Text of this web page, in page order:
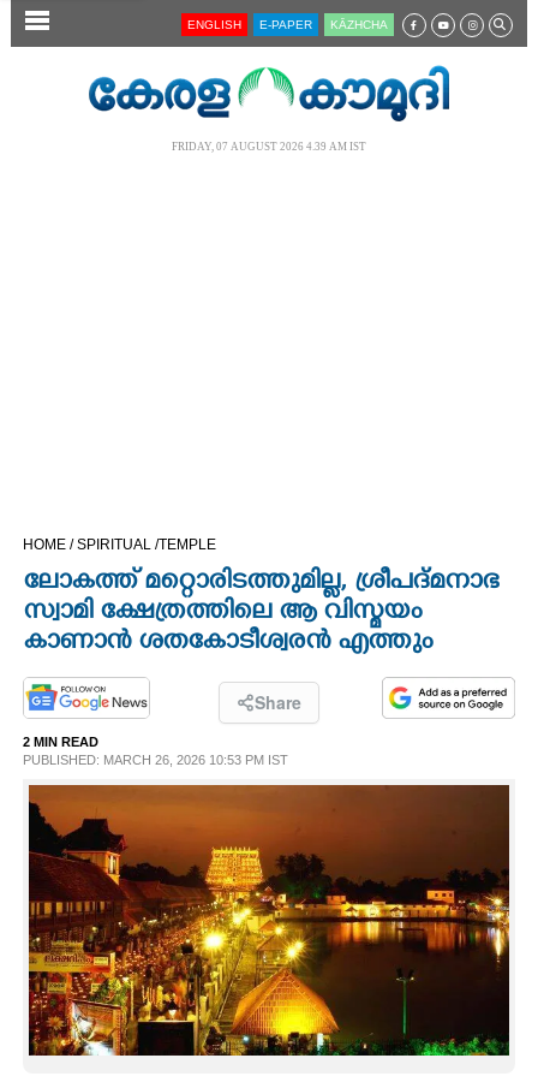
SECTIONS
OPINION
PHOTOS
LIFESTYLE
SPIRITUAL
INFO+
ART
ASTRO
ENGLISH E-PAPER KĀZHCHA
FRIDAY, 07 AUGUST 2026 4.39 AM IST
HOME /SPIRITUAL /TEMPLE
ലോകത്ത് മറ്റൊരിടത്തുമില്ല,​ ശ്രീപദ്മനാഭ
സ്വാമി ക്ഷേത്രത്തിലെ ആ വിസ്മയം
കാണാൻ ശതകോടീശ്വരൻ എത്തും
Share
2 MIN READ
PUBLISHED: MARCH 26, 2026 10:53 PM IST